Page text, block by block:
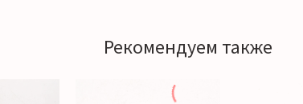
Рекомендуем также